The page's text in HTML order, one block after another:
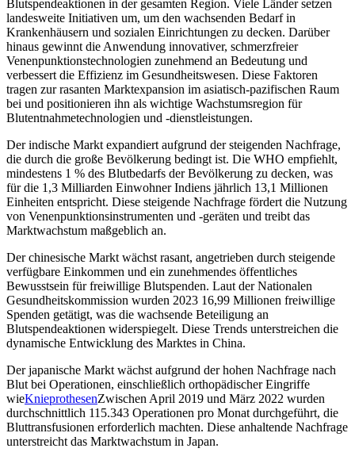
Blutspendeaktionen in der gesamten Region. Viele Länder setzen
landesweite Initiativen um, um den wachsenden Bedarf in
Krankenhäusern und sozialen Einrichtungen zu decken. Darüber
hinaus gewinnt die Anwendung innovativer, schmerzfreier
Venenpunktionstechnologien zunehmend an Bedeutung und
verbessert die Effizienz im Gesundheitswesen. Diese Faktoren
tragen zur rasanten Marktexpansion im asiatisch-pazifischen Raum
bei und positionieren ihn als wichtige Wachstumsregion für
Blutentnahmetechnologien und -dienstleistungen.
Der indische Markt expandiert aufgrund der steigenden Nachfrage,
die durch die große Bevölkerung bedingt ist. Die WHO empfiehlt,
mindestens 1 % des Blutbedarfs der Bevölkerung zu decken, was
für die 1,3 Milliarden Einwohner Indiens jährlich 13,1 Millionen
Einheiten entspricht. Diese steigende Nachfrage fördert die Nutzung
von Venenpunktionsinstrumenten und -geräten und treibt das
Marktwachstum maßgeblich an.
Der chinesische Markt wächst rasant, angetrieben durch steigende
verfügbare Einkommen und ein zunehmendes öffentliches
Bewusstsein für freiwillige Blutspenden. Laut der Nationalen
Gesundheitskommission wurden 2023 16,99 Millionen freiwillige
Spenden getätigt, was die wachsende Beteiligung an
Blutspendeaktionen widerspiegelt. Diese Trends unterstreichen die
dynamische Entwicklung des Marktes in China.
Der japanische Markt wächst aufgrund der hohen Nachfrage nach
Blut bei Operationen, einschließlich orthopädischer Eingriffe
wieKnieprothesenZwischen April 2019 und März 2022 wurden
durchschnittlich 115.343 Operationen pro Monat durchgeführt, die
Bluttransfusionen erforderlich machten. Diese anhaltende Nachfrage
unterstreicht das Marktwachstum in Japan.